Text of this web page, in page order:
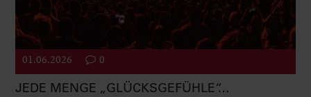
01.06.2026 0
JEDE MENGE „GLÜCKSGEFÜHLE“…